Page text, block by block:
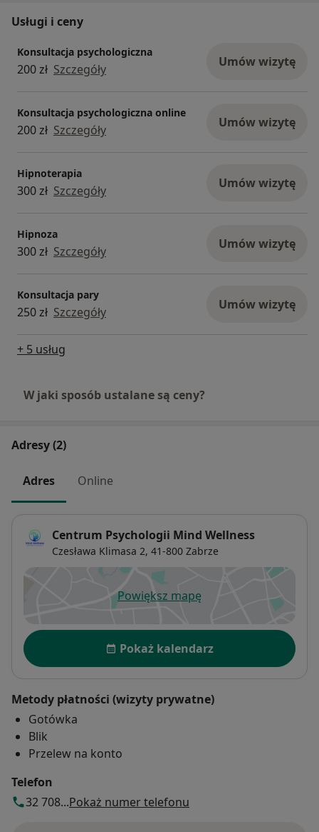
Usługi i ceny
Konsultacja psychologiczna
200 zł Szczegóły Umów wizytę
Konsultacja psychologiczna online
200 zł Szczegóły Umów wizytę
Hipnoterapia
300 zł Szczegóły Umów wizytę
Hipnoza
300 zł Szczegóły Umów wizytę
Konsultacja pary
250 zł Szczegóły Umów wizytę
+ 5 usług
W jaki sposób ustalane są ceny?
Adresy (2)
Adres Online
Centrum Psychologii Mind Wellness
Czesława Klimasa 2, 41-800 Zabrze
Powiększ mapęotwiera się w nowej karcie
Dostępność
Pokaż kalendarz
Metody płatności (wizyty prywatne)
Gotówka
Blik
Przelew na konto
Telefon
32 708...Pokaż numer telefonu